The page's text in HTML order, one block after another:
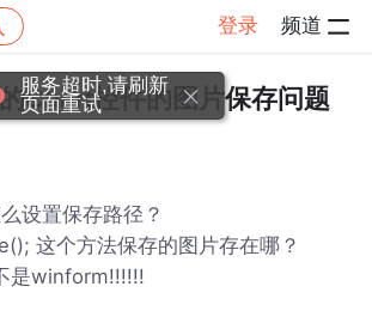
登录 频道
帖子详情
Chart控件的图片保存问题
设置保存路径？
这个方法保存的图片存在哪？
是winform!!!!!!
服务超时,请刷新
页面重试